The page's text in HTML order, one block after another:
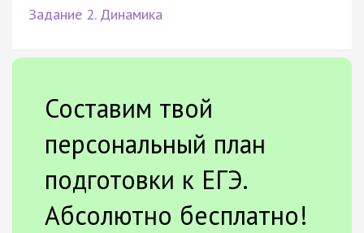
Задание 2. Динамика
Составим твой
персональный план
подготовки к ЕГЭ.
Абсолютно бесплатно!